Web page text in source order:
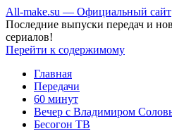
All-make.su — Официальный сайт
Последние выпуски передач и
сериалов!
Перейти к содержимому
Главная
Передачи
60 минут
Вечер с Владимиром
Бесогон ТВ